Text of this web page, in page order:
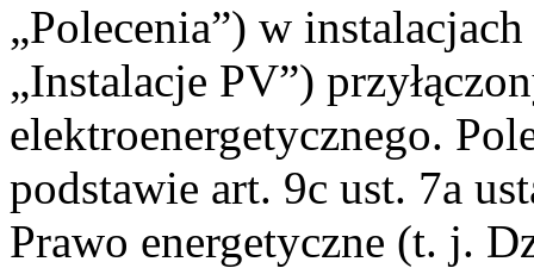
„Polecenia”) w
„Instalacje PV”)
elektroenergetycznego.
podstawie art. 9c ust. 7a
Prawo energetyczne (t. j.